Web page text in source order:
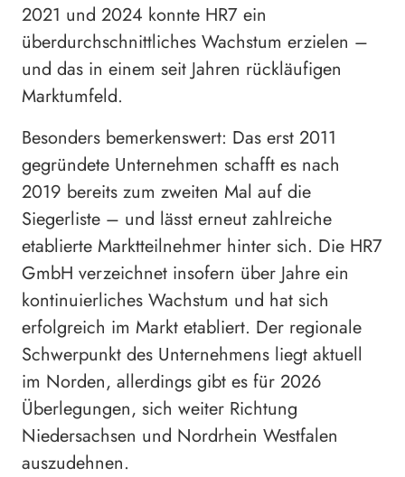
2021 und 2024 konnte HR7 ein
überdurchschnittliches Wachstum erzielen –
und das in einem seit Jahren rückläufigen
Marktumfeld.
Besonders bemerkenswert: Das erst 2011
gegründete Unternehmen schafft es nach
2019 bereits zum zweiten Mal auf die
Siegerliste – und lässt erneut zahlreiche
etablierte Marktteilnehmer hinter sich. Die HR7
GmbH verzeichnet insofern über Jahre ein
kontinuierliches Wachstum und hat sich
erfolgreich im Markt etabliert. Der regionale
Schwerpunkt des Unternehmens liegt aktuell
im Norden, allerdings gibt es für 2026
Überlegungen, sich weiter Richtung
Niedersachsen und Nordrhein Westfalen
auszudehnen.